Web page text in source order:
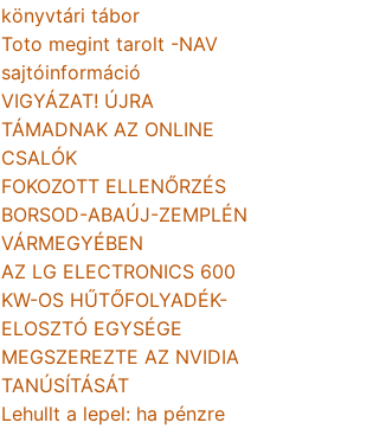
könyvtári tábor
Toto megint tarolt -NAV
sajtóinformáció
VIGYÁZAT! ÚJRA
TÁMADNAK AZ ONLINE
CSALÓK
FOKOZOTT ELLENŐRZÉS
BORSOD-ABAÚJ-ZEMPLÉN
VÁRMEGYÉBEN
AZ LG ELECTRONICS 600
KW-OS HŰTŐFOLYADÉK-
ELOSZTÓ EGYSÉGE
MEGSZEREZTE AZ NVIDIA
TANÚSÍTÁSÁT
Lehullt a lepel: ha pénzre